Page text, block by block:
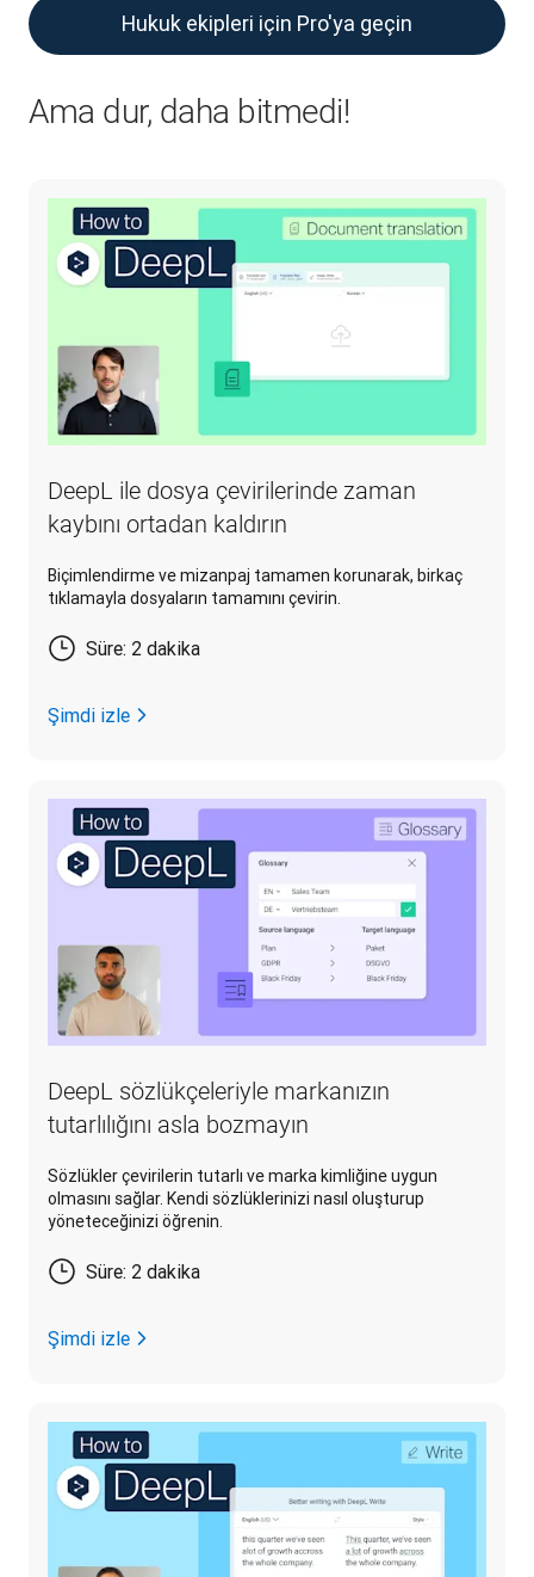
Hukuk ekipleri için Pro'ya geçin
Ama dur, daha bitmedi!
DeepL ile dosya çevirilerinde zaman
kaybını ortadan kaldırın
Biçimlendirme ve mizanpaj tamamen korunarak, birkaç
tıklamayla dosyaların tamamını çevirin.
Süre: 2 dakika
Şimdi izle
DeepL sözlükçeleriyle markanızın
tutarlılığını asla bozmayın
Sözlükler çevirilerin tutarlı ve marka kimliğine uygun
olmasını sağlar. Kendi sözlüklerinizi nasıl oluşturup
yöneteceğinizi öğrenin.
Süre: 2 dakika
Şimdi izle